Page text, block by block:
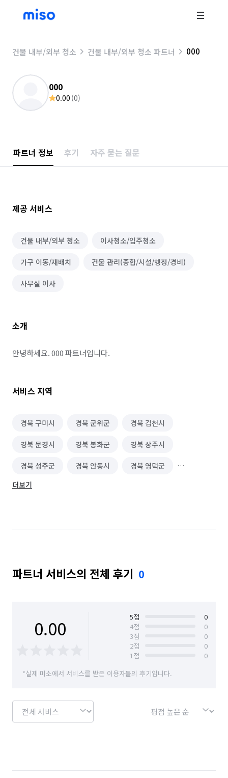
건물 내부/외부 청소 건물 내부/외부 청소 파트너 000
000
0.00 (0)
파트너 정보 후기 자주 묻는 질문
제공 서비스
건물 내부/외부 청소 이사청소/입주청소
가구 이동/재배치 건물 관리(종합/시설/행정/경비)
사무실 이사
소개
안녕하세요. 000 파트너입니다.
서비스 지역
경북 구미시 경북 군위군 경북 김천시
경북 문경시 경북 봉화군 경북 상주시
경북 성주군 경북 안동시 경북 영덕군
경북 영양군
경북 칠곡군
더보기
파트너 서비스의 전체 후기 0
0.00 5점
0
4점
0
3점
0
2점
0
1점
0
*실제 미소에서 서비스를 받은 이용자들의 후기입니다.